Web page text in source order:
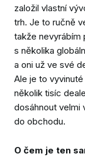
založil vlastní
trh. Je to ručně
takže nevyrábím
s několika
a oni už ve své
Ale je to
několik tisíc
dosáhnout velmi
do obchodu.
O čem je ten